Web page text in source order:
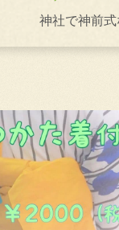
神社で神前